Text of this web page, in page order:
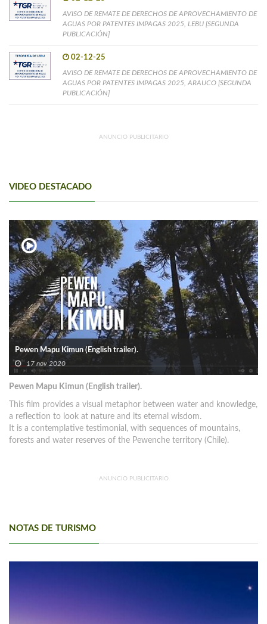
AVISO DE REMATE DE DERECHOS DE APROVECHAMIENTO DE
AGUAS POR PATENTES IMPAGAS 2025, LEBU [SEGUNDA
PUBLICACIÓN]
02-12-25
AVISO DE REMATE DE DERECHOS DE APROVECHAMIENTO DE
AGUAS POR PATENTES IMPAGAS 2025, ARAUCO [SEGUNDA
PUBLICACIÓN]
ANUNCIO PUBLICITARIO
VIDEO DESTACADO
Pewen Mapu Kimun (English trailer).
17 nov 2020
Pewen Mapu Kimun (English trailer).
This film provides a visual metaphor between water and knowledge,
a reflection to look at nature and its eternal wisdom.
It is a contemplative testimonial, with sequences of mountains,
forests and water reserves of the Pewenche territory (Chile).
ANUNCIO PUBLICITARIO
NOTAS DE TURISMO